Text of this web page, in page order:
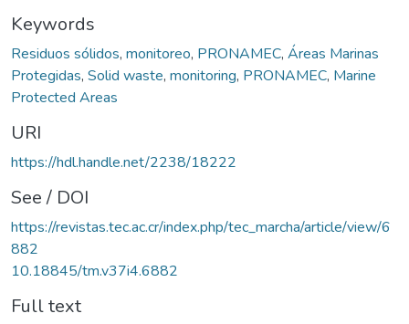
Keywords
Residuos sólidos, monitoreo, PRONAMEC, Áreas Marinas
Protegidas, Solid waste, monitoring, PRONAMEC, Marine
Protected Areas
URI
https://hdl.handle.net/2238/18222
See / DOI
https://revistas.tec.ac.cr/index.php/tec_marcha/article/view/6
882
10.18845/tm.v37i4.6882
Full text